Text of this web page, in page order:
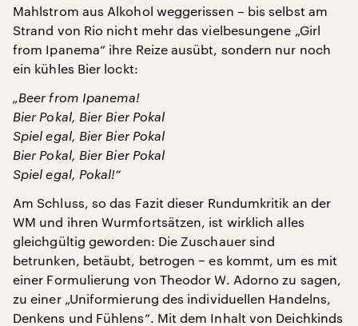
Mahlstrom aus Alkohol weggerissen – bis selbst am
Strand von Rio nicht mehr das vielbesungene „Girl
from Ipanema“ ihre Reize ausübt, sondern nur noch
ein kühles Bier lockt:
„Beer from Ipanema!
Bier Pokal, Bier Bier Pokal
Spiel egal, Bier Bier Pokal
Bier Pokal, Bier Bier Pokal
Spiel egal, Pokal!“
Am Schluss, so das Fazit dieser Rundumkritik an der
WM und ihren Wurmfortsätzen, ist wirklich alles
gleichgültig geworden: Die Zuschauer sind
betrunken, betäubt, betrogen − es kommt, um es mit
einer Formulierung von Theodor W. Adorno zu sagen,
zu einer „Uniformierung des individuellen Handelns,
Denkens und Fühlens“. Mit dem Inhalt von Deichkinds